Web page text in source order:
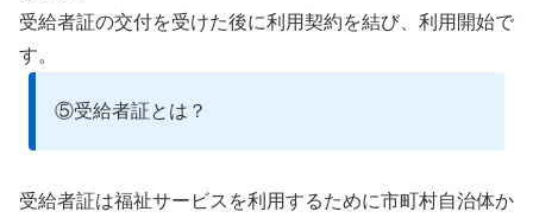
受給者証の交付を受けた後に利用契約を結び、利用開始で
す。
⑤受給者証とは？
受給者証は福祉サービスを利用するために市町村自治体か